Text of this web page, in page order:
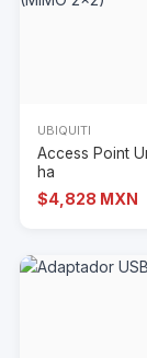
UBIQUITI
Access Point
ha
$4,828 MXN